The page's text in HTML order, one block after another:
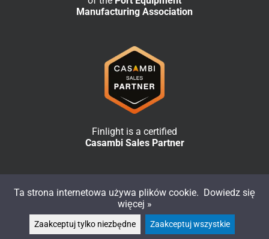
Manufacturing Association
Finlight is a certified
Casambi Sales Partner
Ta strona internetowa używa plików cookie. Dowiedz się
więcej »
Zaakceptuj tylko niezbędne Zaakceptuj wszystkie